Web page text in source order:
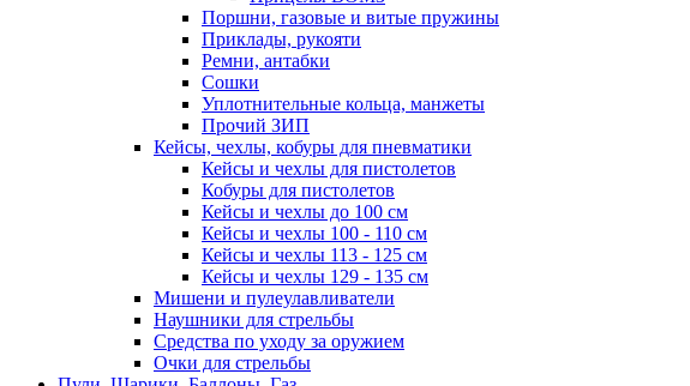
Поршни, газовые и витые пружины
Приклады, рукояти
Ремни, антабки
Сошки
Уплотнительные кольца, манжеты
Прочий ЗИП
Кейсы, чехлы, кобуры для пневматики
Кейсы и чехлы для пистолетов
Кобуры для пистолетов
Кейсы и чехлы до 100 см
Кейсы и чехлы 100 - 110 см
Кейсы и чехлы 113 - 125 см
Кейсы и чехлы 129 - 135 см
Мишени и пулеулавливатели
Наушники для стрельбы
Средства по уходу за оружием
Очки для стрельбы